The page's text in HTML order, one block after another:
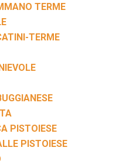
TERME
TERME
PISTOIESE
PISTOIESE